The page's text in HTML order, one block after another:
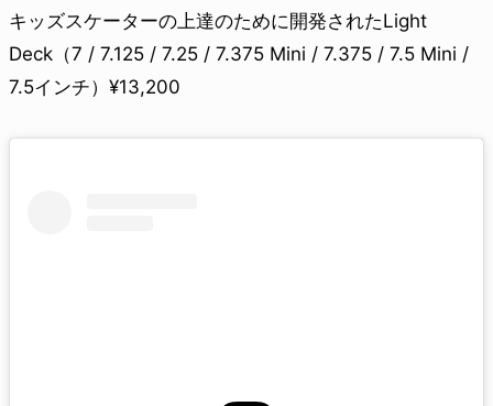
キッズスケーターの上達のために開発されたLight
Deck（7 / 7.125 / 7.25 / 7.375 Mini / 7.375 / 7.5 Mini /
7.5インチ）¥13,200